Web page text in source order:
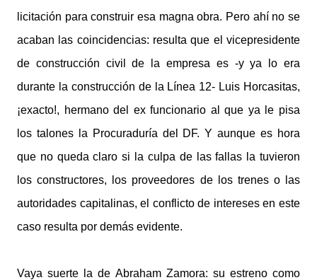
licitación para construir esa magna obra. Pero ahí no se
acaban las coincidencias: resulta que el vicepresidente
de construcción civil de la empresa es -y ya lo era
durante la construcción de la Línea 12- Luis Horcasitas,
¡exacto!, hermano del ex funcionario al que ya le pisa
los talones la Procuraduría del DF. Y aunque es hora
que no queda claro si la culpa de las fallas la tuvieron
los constructores, los proveedores de los trenes o las
autoridades capitalinas, el conflicto de intereses en este
caso resulta por demás evidente.
Vaya suerte la de Abraham Zamora: su estreno como